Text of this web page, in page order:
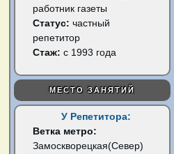
работник газеты
Статус:частный
репетитор
Стаж: с 1993 года
МЕСТО ЗАНЯТИЙ
У Репетитора:
Ветка метро:
Замоскворецкая(Север)